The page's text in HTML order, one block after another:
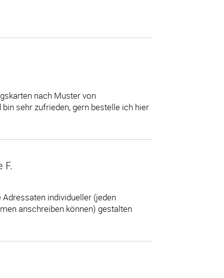
nach Muster von
sehr zufrieden, gern bestelle ich hier
F.
individueller (jeden
anschreiben können) gestalten